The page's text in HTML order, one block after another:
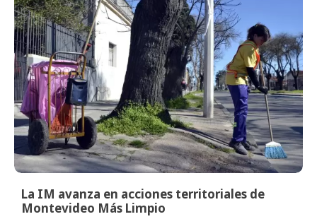
La IM avanza en acciones territoriales de
Montevideo Más Limpio